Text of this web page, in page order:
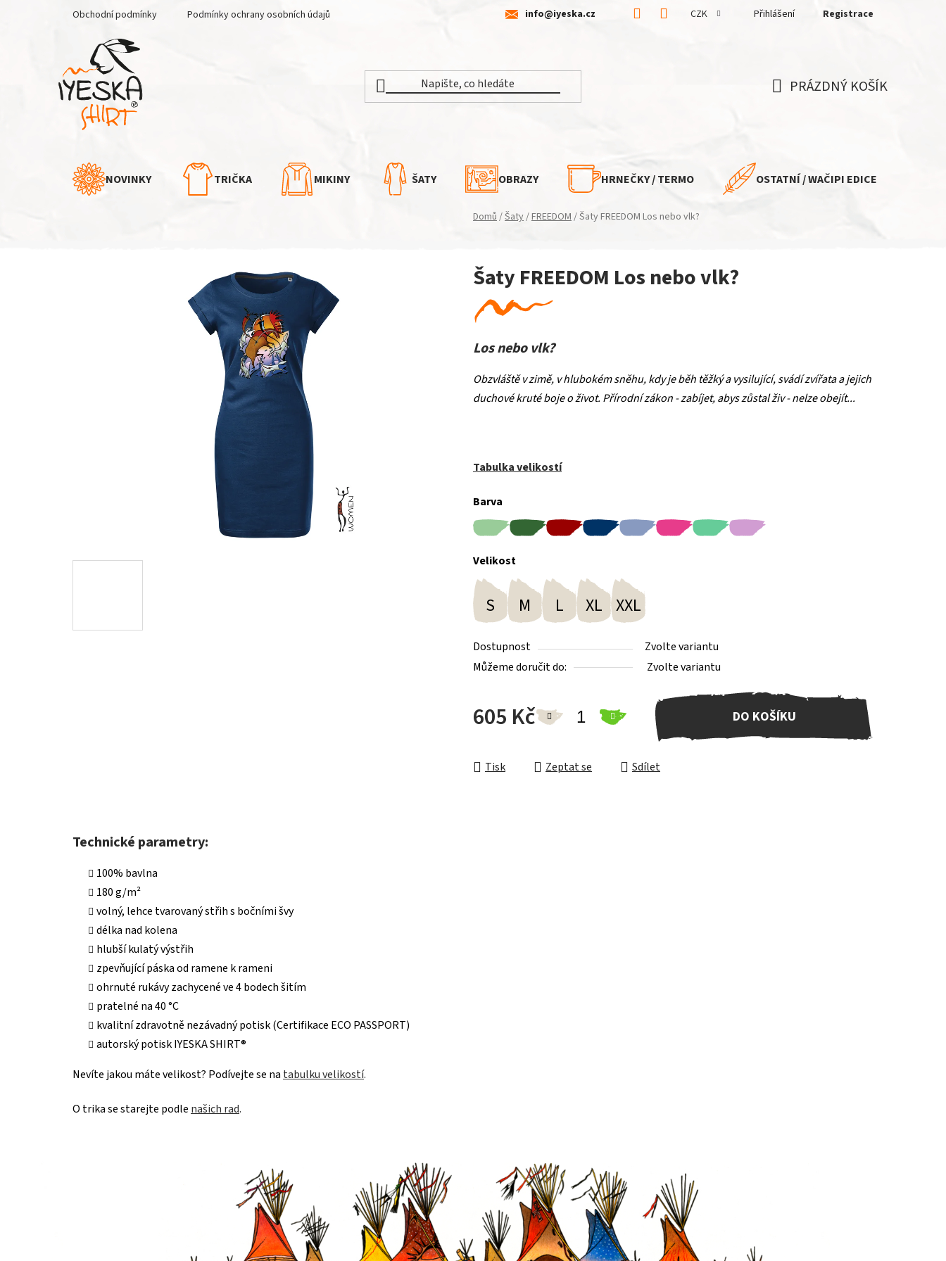
Obchodní podmínky Podmínky ochrany osobních údajů info@iyeska.cz CZK Přihlášení Registrace
PRÁZDNÝ KOŠÍK
NOVINKY TRIČKA MIKINY ŠATY OBRAZY HRNEČKY / TERMO OSTATNÍ / WAČIPI EDICE
Domů/Šaty/FREEDOM/Šaty FREEDOM Los nebo vlk?
Šaty FREEDOM Los nebo vlk?
Los nebo vlk?
Obzvláště v zimě, v hlubokém sněhu, kdy je běh těžký a vysilující, svádí zvířata a jejich
duchové kruté boje o život. Přírodní zákon - zabíjet, abys zůstal živ - nelze obejít...
Tabulka velikostí
Barva
Velikost
S M L XL XXL
Dostupnost
Zvolte variantu
Můžeme doručit do:
Zvolte variantu
605 Kč DO KOŠÍKU
Tisk Zeptat se Sdílet
Technické parametry:
100% bavlna
180 g/m²
volný, lehce tvarovaný střih s bočními švy
délka nad kolena
hlubší kulatý výstřih
zpevňující páska od ramene k rameni
ohrnuté rukávy zachycené ve 4 bodech šitím
pratelné na 40 °C
kvalitní zdravotně nezávadný potisk (Certifikace ECO PASSPORT)
autorský potisk IYESKA SHIRT®
Nevíte jakou máte velikost? Podívejte se na tabulku velikostí.
O trika se starejte podle našich rad.